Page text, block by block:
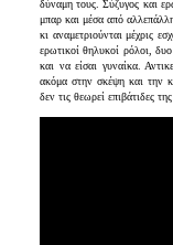
δύναμη τους. Σύζυγος και
μπαρ και μέσα από
κι αναμετριούνται μέχρις
ερωτικοί θηλυκοί ρόλοι,
και να είσαι γυναίκα.
ακόμα στην σκέψη και την
δεν τις θεωρεί επιβάτιδες